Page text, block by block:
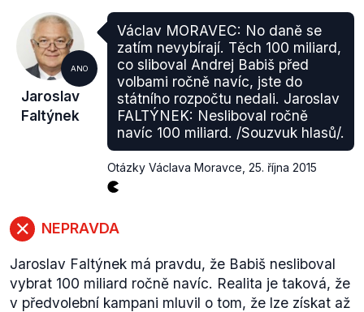
prosazeno zákonem o změně daňvých, pojistných a
dalších zákonů v Poslanecké sněmovně. Při jednání
dne 7. listopadu 2012 se hlasováníúčastnilo 51
členů ODS. Souhlas s návrhem vyslovilo 50
poslanců a 1 poslanec ODS se zdržel hlasování.
Zvyšování
ODS během svého volebního období
ekonomickou krizí azodpovědnostíza státní
rozpočet. Někteří členové ODS byli
odsoudilitento krok.
ANO
Jaroslav
Faltýnek
Václav MORAVEC: No daně se
zatím nevybírají. Těch 100 miliard,
co sliboval Andrej Babiš před
volbami ročně navíc, jste do
státního rozpočtu nedali. Jaroslav
FALTÝNEK: Nesliboval ročně
navíc 100 miliard. /Souzvuk hlasů/.
Otázky Václava Moravce 25. října 2015
NEPRAVDA
Jaroslav Faltýnek má pravdu, že Babiš nesliboval
vybrat 100 miliard ročně navíc. Realita je taková, že
v předvolební kampani mluvil o tom, že lze získat až